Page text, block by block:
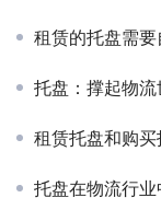
租赁的托盘需
托盘：撑起物
租赁托盘和购
托盘在物流行业